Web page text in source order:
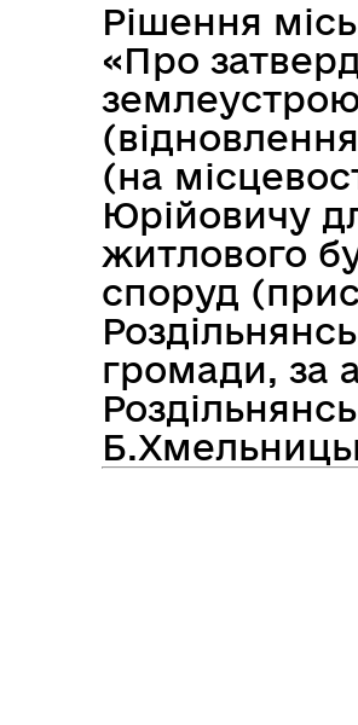
Засідання
комітету
Рішення
«Про
(на
Юрійовичу
житлового
споруд
громади, за